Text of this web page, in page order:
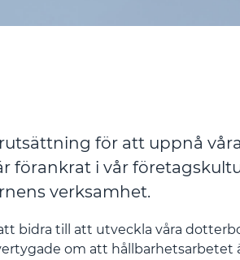
för att uppnå
förankrat i vår
verksamhet.
bidra till att utveckla våra
om att hållbarhetsarbetet